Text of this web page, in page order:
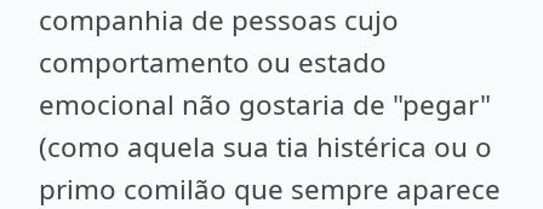
companhia de pessoas cujo
comportamento ou estado
emocional não gostaria de "pegar"
(como aquela sua tia histérica ou o
primo comilão que sempre aparece